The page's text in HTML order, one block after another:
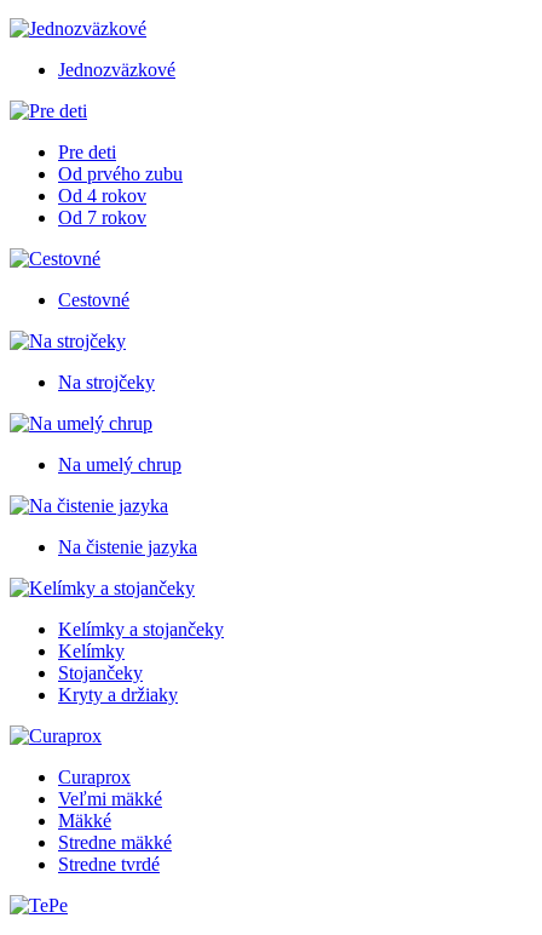
Jednozväzkové
Pre deti
Od prvého zubu
Od 4 rokov
Od 7 rokov
Cestovné
Na strojčeky
Na umelý chrup
Na čistenie jazyka
Kelímky a stojančeky
Kelímky
Stojančeky
Kryty a držiaky
Curaprox
Veľmi mäkké
Mäkké
Stredne mäkké
Stredne tvrdé